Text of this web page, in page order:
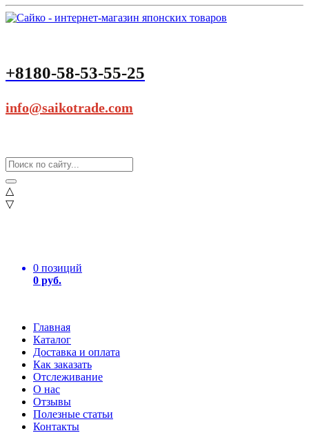
+8180-58-53-55-25
info@saikotrade.com
△
▽
0 позиций
0 руб.
Главная
Каталог
Доставка и оплата
Как заказать
Отслеживание
О нас
Отзывы
Полезные статьи
Контакты